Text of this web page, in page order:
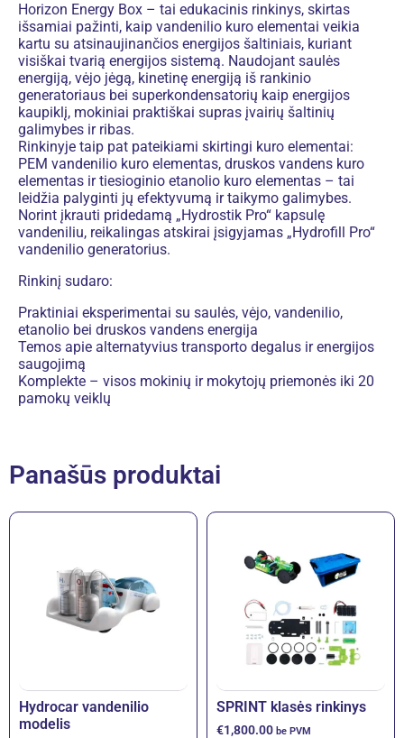
Horizon Energy Box – tai edukacinis rinkinys, skirtas
išsamiai pažinti, kaip vandenilio kuro elementai veikia
kartu su atsinaujinančios energijos šaltiniais, kuriant
visiškai tvarią energijos sistemą. Naudojant saulės
energiją, vėjo jėgą, kinetinę energiją iš rankinio
generatoriaus bei superkondensatorių kaip energijos
kaupiklį, mokiniai praktiškai supras įvairių šaltinių
galimybes ir ribas.
Rinkinyje taip pat pateikiami skirtingi kuro elementai:
PEM vandenilio kuro elementas, druskos vandens kuro
elementas ir tiesioginio etanolio kuro elementas – tai
leidžia palyginti jų efektyvumą ir taikymo galimybes.
Norint įkrauti pridedamą „Hydrostik Pro“ kapsulę
vandeniliu, reikalingas atskirai įsigyjamas „Hydrofill Pro“
vandenilio generatorius.
Rinkinį sudaro:
Praktiniai eksperimentai su saulės, vėjo, vandenilio,
etanolio bei druskos vandens energija
Temos apie alternatyvius transporto degalus ir energijos
saugojimą
Komplekte – visos mokinių ir mokytojų priemonės iki 20
pamokų veiklų
Panašūs produktai
Hydrocar vandenilio
modelis
SPRINT klasės rinkinys
€1,800.00 be PVM